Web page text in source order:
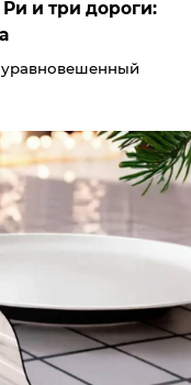
и три дороги: